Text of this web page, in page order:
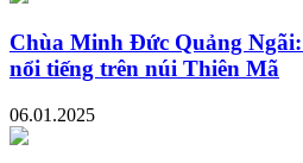
Chùa Minh Đức Quảng
nổi tiếng trên núi Thiên Mã
06.01.2025